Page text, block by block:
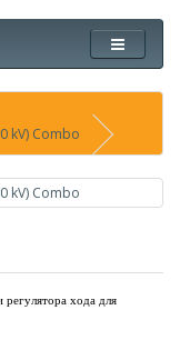
kV) Combo
регулятора хода для